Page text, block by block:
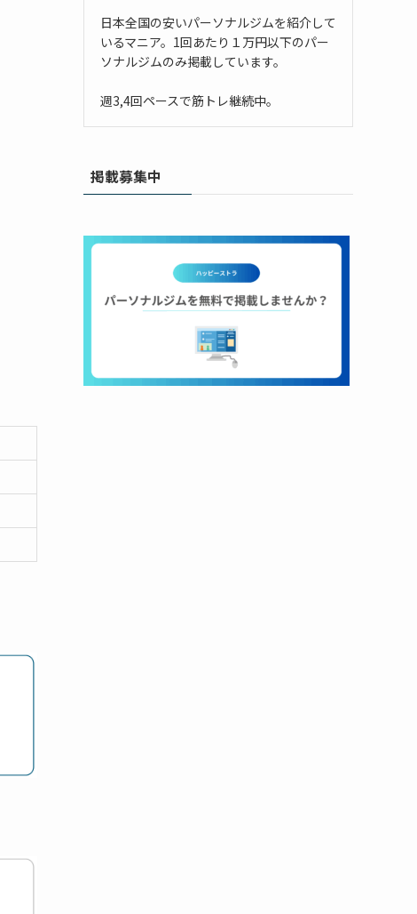
日本全国の安いパーソナルジムを紹介して
いるマニア。1回あたり１万円以下のパー
ソナルジムのみ掲載しています。
週3,4回ペースで筋トレ継続中。
掲載募集中